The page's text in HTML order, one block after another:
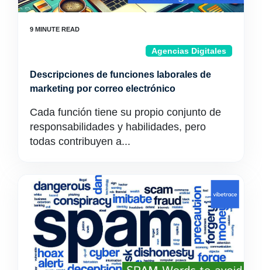
Agencias Digitales
Descripciones de funciones laborales de
marketing por correo electrónico
Cada función tiene su propio conjunto de
responsabilidades y habilidades, pero
todas contribuyen a...